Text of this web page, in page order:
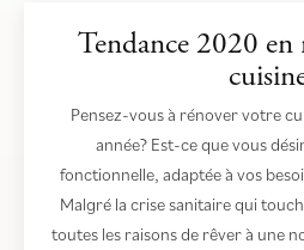
Tendance 2020
Pensez-vous à rénover votre
année? Est-ce que vous
fonctionnelle, adaptée à vos
Malgré la crise sanitaire qui
toutes les raisons de rêver à une